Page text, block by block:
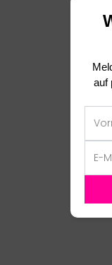
auf